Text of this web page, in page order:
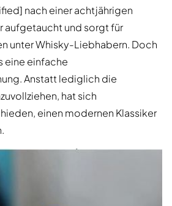
nach einer achtjährigen
aufgetaucht und sorgt für
unter Whisky-Liebhabern. Doch
eine einfache
Anstatt lediglich die
hat sich
einen modernen Klassiker